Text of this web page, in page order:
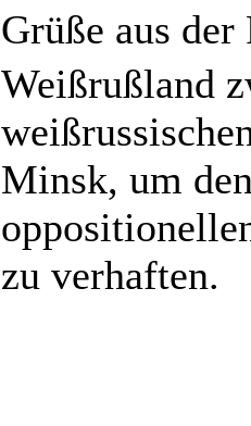
Grüße aus
Weißrußland
Minsk, um
zu verhaften.